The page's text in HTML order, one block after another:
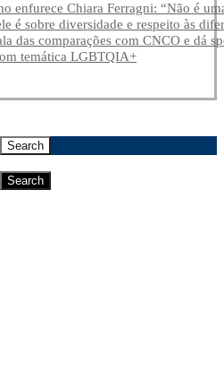
enfurece Chiara Ferragni: “Não é
é sobre diversidade e respeito às
das comparações com CNCO e dá
temática LGBTQIA+
Search
Search